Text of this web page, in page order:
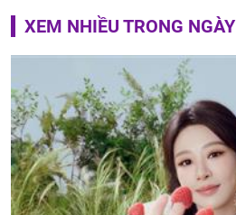
XEM NHIỀU TRONG NGÀY